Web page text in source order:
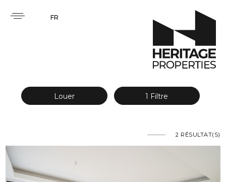
FR
Louer 1 Filtre
2 RÉSULTAT(S)